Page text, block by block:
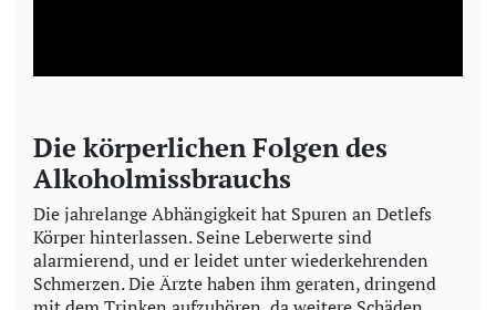
a
y
V
i
d
Die körperlichen Folgen des
Alkoholmissbrauchs
Die jahrelange Abhängigkeit hat Spuren an Detlefs
Körper hinterlassen. Seine Leberwerte sind
alarmierend, und er leidet unter wiederkehrenden
Schmerzen. Die Ärzte haben ihm geraten, dringend